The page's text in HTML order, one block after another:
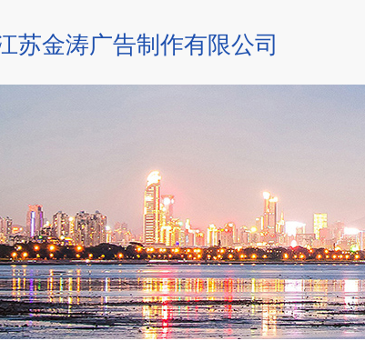
苏金涛广告制作有限公司